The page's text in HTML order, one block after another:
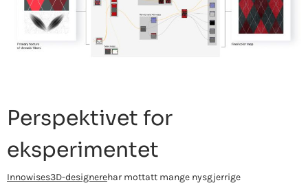
Perspektivet for
eksperimentet
Innowises3D-designerehar mottatt mange nysgjerrige